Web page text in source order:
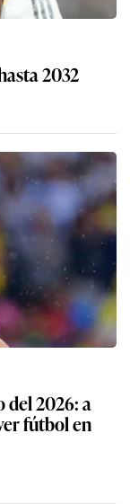
2032
del 2026: a
fútbol en